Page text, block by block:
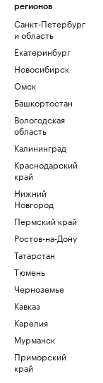
регионов
Санкт-Петербург
и область
Екатеринбург
Новосибирск
Омск
Башкортостан
Вологодская
область
Калининград
Краснодарский
край
Нижний
Новгород
Пермский край
Ростов-на-Дону
Татарстан
Тюмень
Черноземье
Кавказ
Карелия
Мурманск
Приморский
край